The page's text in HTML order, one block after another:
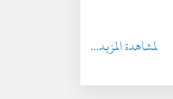
لمشاهدة المزيد...